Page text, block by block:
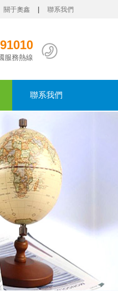
關于奧鑫 | 聯系我們
服務熱線
聯系我們